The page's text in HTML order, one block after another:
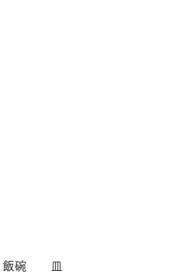
飯碗 皿